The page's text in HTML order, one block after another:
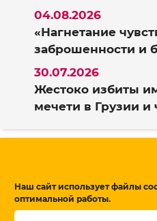
Наш сайт использует файлы
оптимальной работы.
«Нагнетание
заброшенности и
04.08.2026
Жестоко избиты
мечети в Грузии и
30.07.2026
Поддержать
Мы пишем о том, о